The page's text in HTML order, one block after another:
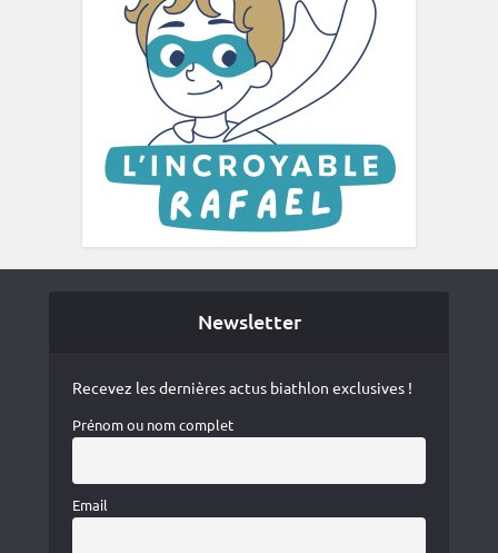
Newsletter
Recevez les dernières actus biathlon exclusives !
Prénom ou nom complet
Email